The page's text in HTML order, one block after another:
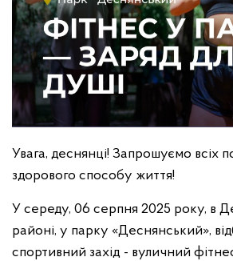
Увага, деснянці! Запрошуємо всіх
здорового способу життя!
У середу, 06 серпня 2025 року, в
районі, у парку «Деснянський»,
спортивний захід - вуличний